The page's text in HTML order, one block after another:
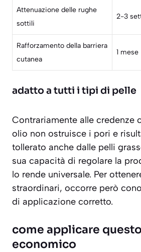
Attenuazione delle rughe
sottili
2-3
Rafforzamento della barriera
cutanea
1 mese
adatto a tutti i tipi di pelle
Contrariamente alle credenze
olio non ostruisce i pori e
tollerato anche dalle pelli
sua capacità di regolare la
lo rende universale. Per
straordinari, occorre però
di applicazione corretto.
come applicare
economico